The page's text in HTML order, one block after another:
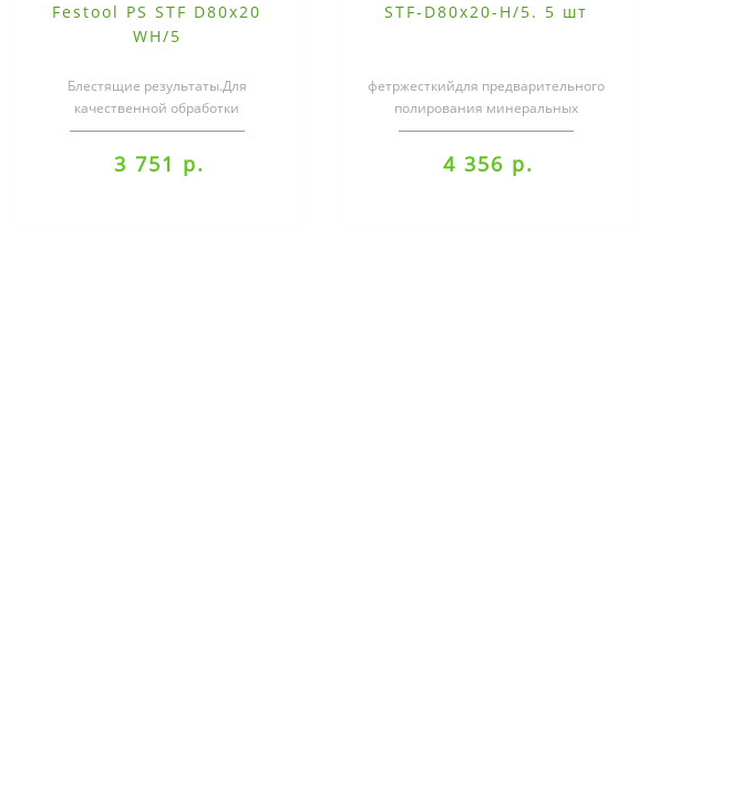
Festool PS STF D80x20
WH/5
Блестящие результаты.Для
качественной обработки
высокоглянцевых и
светоотверждающихся лаков,
искусст..
3 751 р.
STF-D80x20-H/5. 5 шт
фетржесткийдля предварительного
полирования минеральных
материалов, оргстекла и
лакокрасочных покрыт..
4 356 р.